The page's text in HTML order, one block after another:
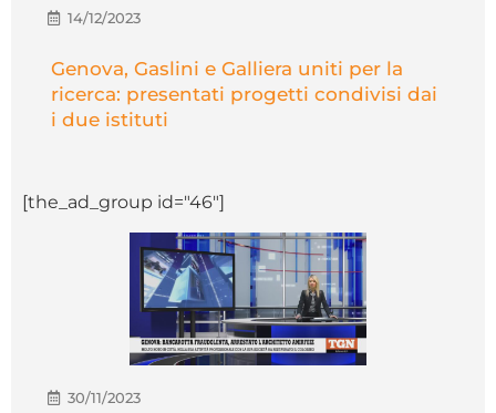
14/12/2023
Genova, Gaslini e Galliera uniti per la
ricerca: presentati progetti condivisi dai
i due istituti
[the_ad_group id="46"]
30/11/2023